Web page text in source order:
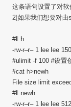
这条语句设置了对
2]如果我们想要对由
#ll h
-rw-r–r– 1 lee lee
#ulimit -f 100 #设置
#cat h>newh
File size limit
#ll newh
-rw-r–r– 1 lee lee